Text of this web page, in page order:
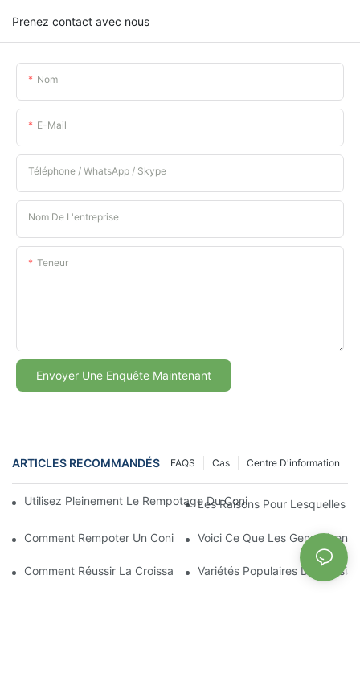
Prenez contact avec nous
Nom
E-Mail
Téléphone / WhatsApp / Skype
Nom De L'entreprise
Teneur
Envoyer Une Enquête Maintenant
ARTICLES RECOMMANDÉS Centre D'information
Cas
FAQS
Utilisez Pleinement Le Rempotage Du Conifère Chinois Pour
Les Raisons Pour Lesquelles
Comment Rempoter Un Conifère Chinois Gratuitement
Voici Ce Que Les Gens Disent
Comment Réussir La Croissance De Jeunes Plants D'Aglaonema
Variétés Populaires